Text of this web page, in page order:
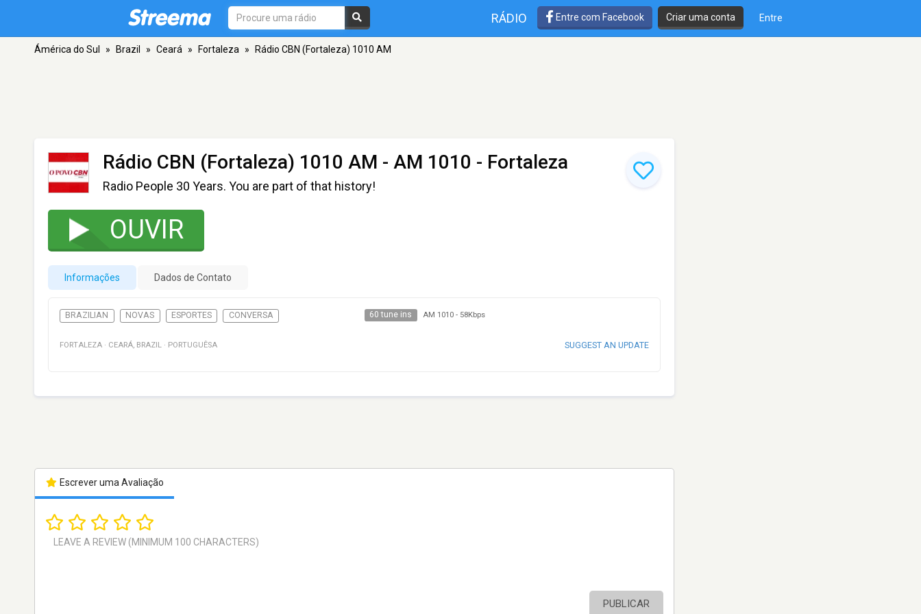
RÁDIO Entre com Facebook Criar uma conta Entre
Ámérica do Sul » Brazil » Ceará » Fortaleza » Rádio CBN (Fortaleza) 1010 AM
Rádio CBN (Fortaleza) 1010 AM - AM 1010 - Fortaleza
Radio People 30 Years. You are part of that history!
OUVIR
Informações Dados de Contato
BRAZILIAN NOVAS ESPORTES CONVERSA 60 tune ins AM 1010- 58Kbps
FORTALEZA · CEARÁ, BRAZIL · PORTUGUÊSA SUGGEST AN UPDATE
Escrever uma Avaliação
PUBLICAR